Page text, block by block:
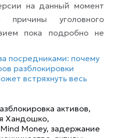
на данный момент
уголовного
пока подробно не
посредниками: почему
разблокировки
встряхнуть весь
активов,
Хандошко,
Mind Money, задержание